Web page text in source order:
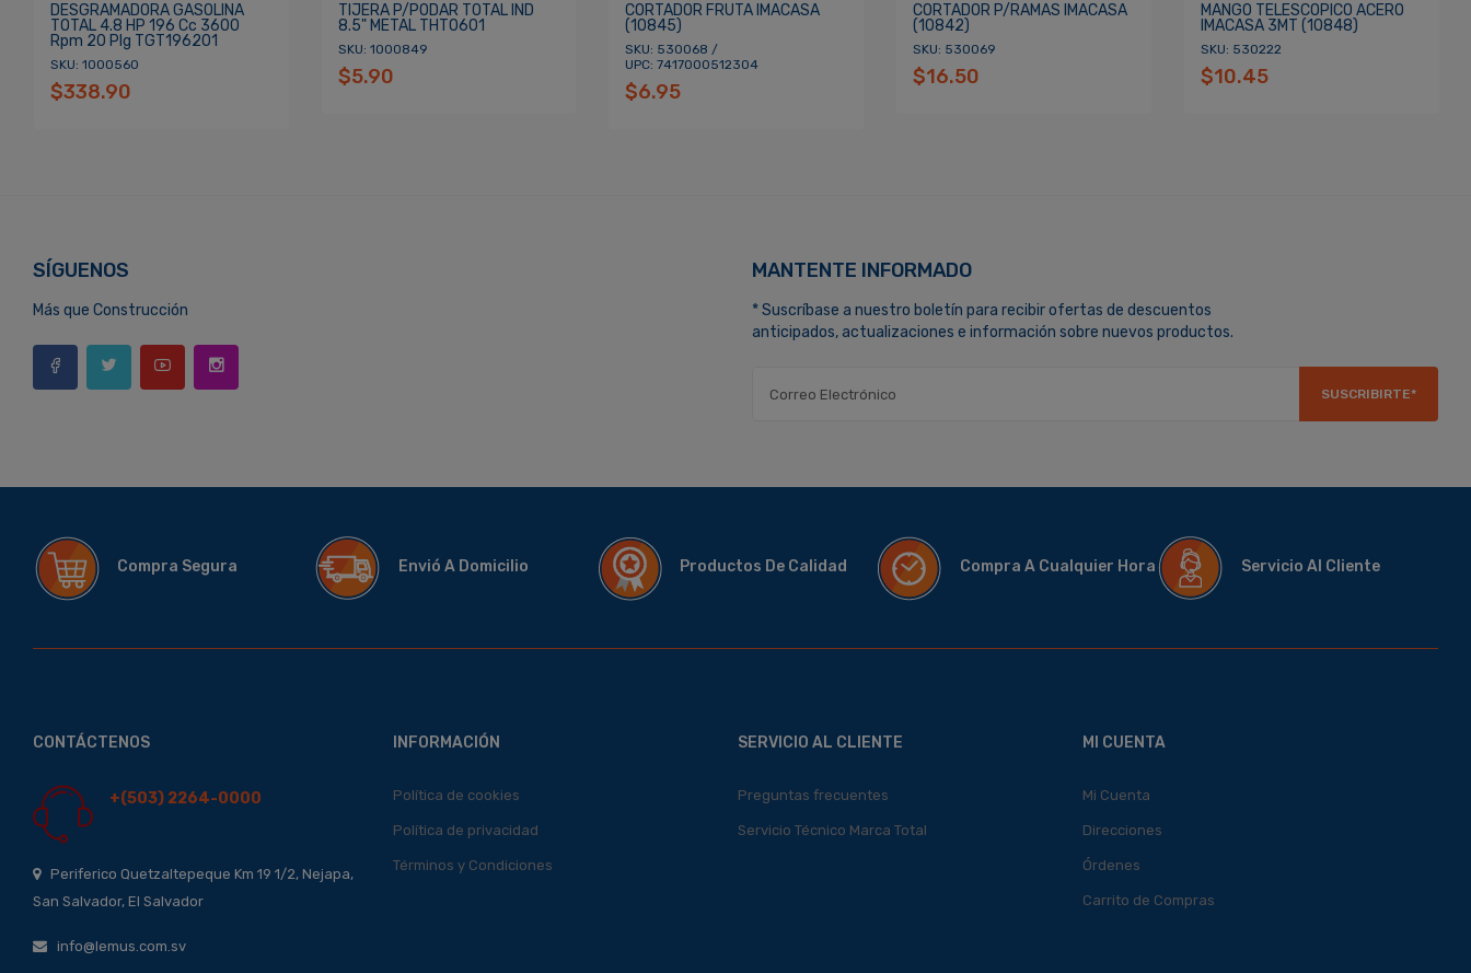
DESGRAMADORA GASOLINA
TOTAL 4.8 HP 196 Cc 3600
Rpm 20 Plg TGT196201
SKU: 1000560
$338.90
TIJERA P/PODAR TOTAL IND
8.5" METAL THT0601
SKU: 1000849
$5.90
CORTADOR FRUTA IMACASA
(10845)
SKU: 530068 /
UPC: 7417000512304
$6.95
CORTADOR P/RAMAS IMACASA
(10842)
SKU: 530069
$16.50
MANGO TELESCOPICO ACERO
IMACASA 3MT (10848)
SKU: 530222
$10.45
SÍGUENOS
Más que Construcción
MANTENTE INFORMADO
* Suscríbase a nuestro boletín para recibir ofertas de descuentos
anticipados, actualizaciones e información sobre nuevos productos.
SUSCRIBIRTE*
Compra Segura Envió A Domicilio Productos De Calidad Compra A Cualquier Hora Servicio Al Cliente
CONTÁCTENOS
+(503) 2264-0000
Periferico Quetzaltepeque Km 19 1/2, Nejapa,
San Salvador, El Salvador
info@lemus.com.sv
INFORMACIÓN
Política de cookies
Política de privacidad
Términos y Condiciones
SERVICIO AL CLIENTE
Preguntas frecuentes
Servicio Técnico Marca Total
MI CUENTA
Mi Cuenta
Direcciones
Órdenes
Carrito de Compras